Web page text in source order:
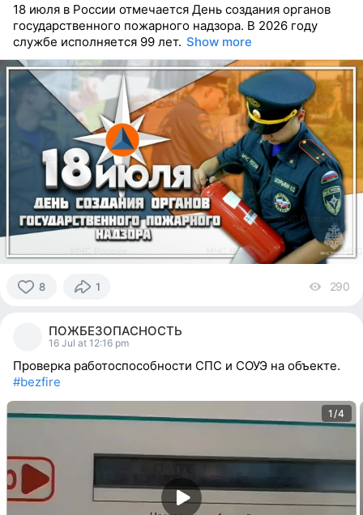
18 июля в России отмечается День создания органов
государственного пожарного надзора. В 2026 году
службе исполняется 99 лет. Show more
8 1 290
ПОЖБЕЗОПАСНОСТЬ
16 Jul at 12:16 pm
Проверка работоспособности СПС и СОУЭ на объекте.
#bezfire
1/4